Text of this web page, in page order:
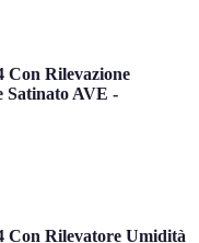
Con Rilevazione
AVE -
Con Rilevatore Umidità